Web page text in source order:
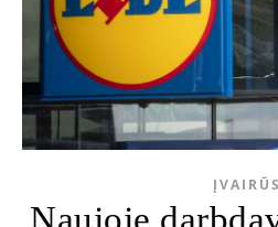
ĮVAIRŪS
Naujoje